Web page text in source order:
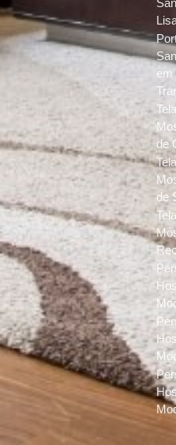
em
Tela
de
Tela
de
Tela